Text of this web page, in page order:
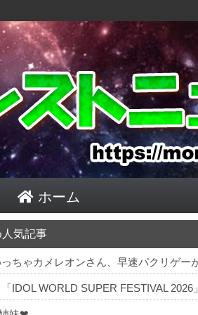
ホーム
気記事
んぶ私が中心
っちゃカメレオンさん、早速パクリゲ
「IDOL WORLD SUPER FESTIVAL